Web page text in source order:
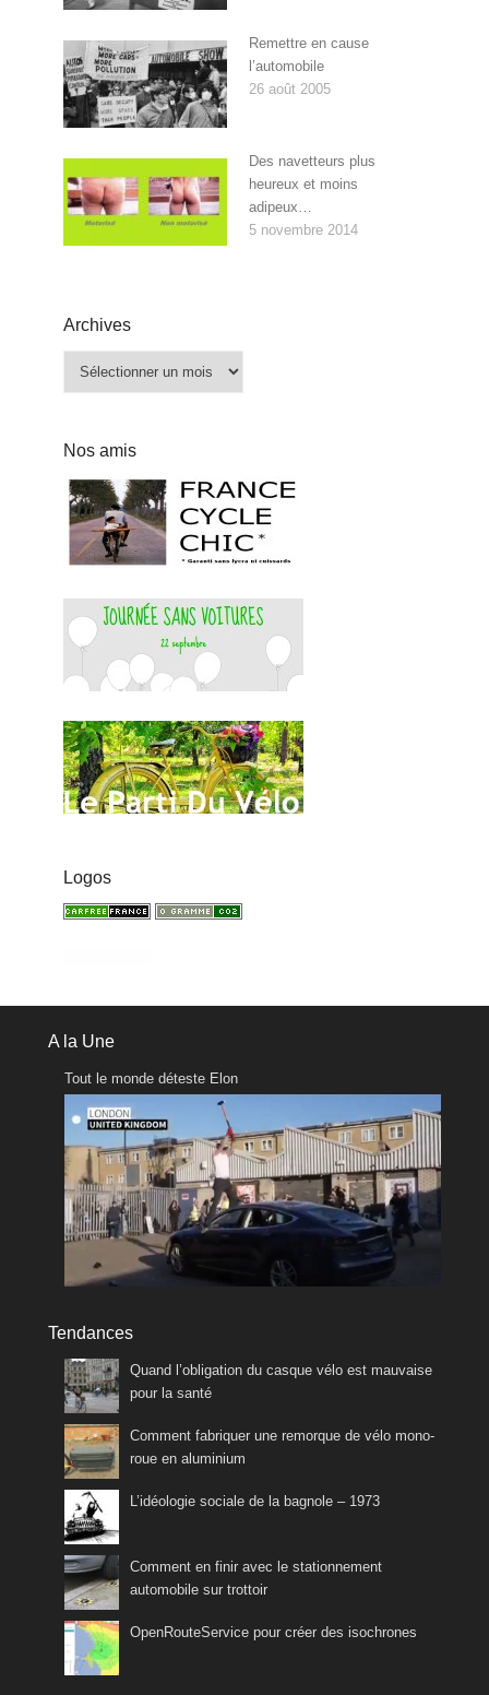
Remettre en cause
l’automobile
26 août 2005
Des navetteurs plus
heureux et moins
adipeux…
5 novembre 2014
Archives
Nos amis
Logos
A la Une
Tout le monde déteste Elon
Tendances
Quand l’obligation du casque vélo est mauvaise
pour la santé
Comment fabriquer une remorque de vélo mono-
roue en aluminium
L’idéologie sociale de la bagnole – 1973
Comment en finir avec le stationnement
automobile sur trottoir
OpenRouteService pour créer des isochrones